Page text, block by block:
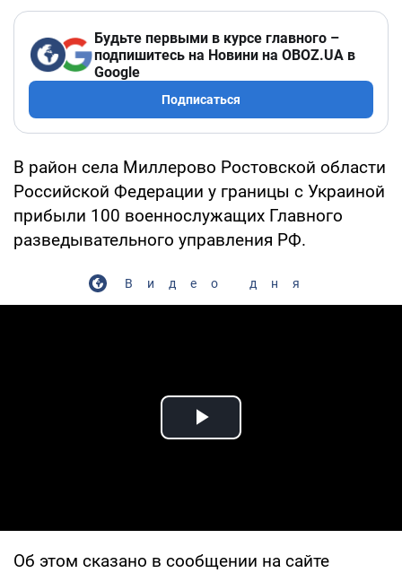
Будьте первыми в курсе главного –
подпишитесь на Новини на OBOZ.UA в
Google
Подписаться
В район села Миллерово Ростовской области
Российской Федерации у границы с Украиной
прибыли 100 военнослужащих Главного
разведывательного управления РФ.
Видео дня
Play Video
Об этом сказано в сообщении на сайте